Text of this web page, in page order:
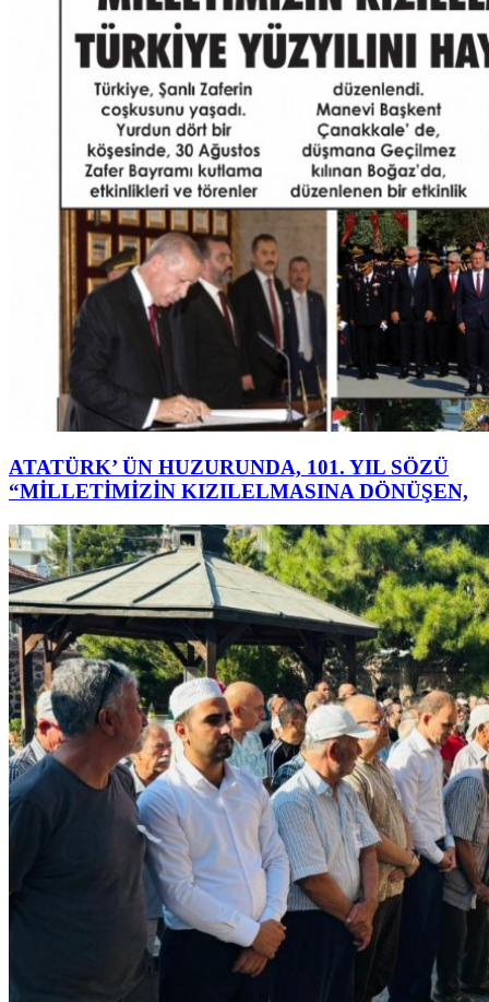
ATATÜRK’ ÜN HUZURUNDA, 101. YIL SÖZÜ
“MİLLETİMİZİN KIZILELMASINA DÖNÜŞEN,